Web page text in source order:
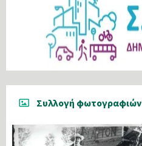
Συλλογή φωτογραφιών